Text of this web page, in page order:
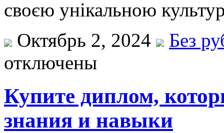
своєю унікальною
Октябрь 2, 2024
Без
отключены
Купите диплом,
знания и навыки